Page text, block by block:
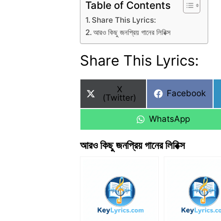
Table of Contents
Share This Lyrics:
আরও কিছু জনপ্রিয় গানের লিরিক্স
Share This Lyrics:
Share
on
X
(Twitter)
Share
Facebook
Share
WhatsApp
আরও কিছু জনপ্রিয় গানের লিরিক্স